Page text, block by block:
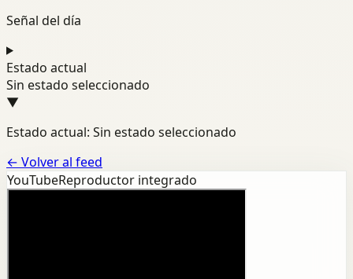
Señal del día
Estado actual
Sin estado seleccionado
▼
Estado actual: Sin estado seleccionado
← Volver al feed
YouTubeReproductor integrado